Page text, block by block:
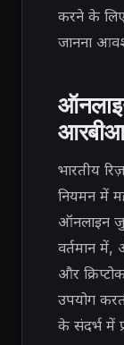
करने के
जानना
भारतीय
नियमन में
ऑनलाइन
वर्तमान में,
और
उपयोग
के संदर्भ में